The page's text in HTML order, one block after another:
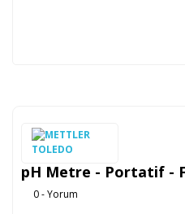
pH Metre - Portatif -
0 - Yorum